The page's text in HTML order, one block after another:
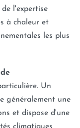
l'expertise
à chaleur et
les plus
Un
généralement une
et dispose d'une